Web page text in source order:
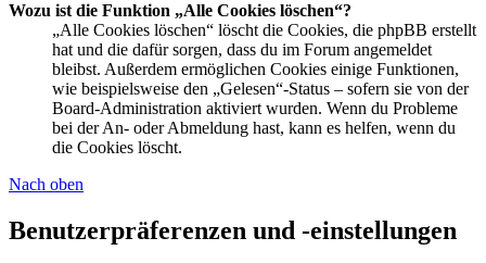
Wozu ist die Funktion „Alle Cookies löschen“?
„Alle Cookies löschen“ löscht die Cookies, die phpBB erstellt
hat und die dafür sorgen, dass du im Forum angemeldet
bleibst. Außerdem ermöglichen Cookies einige Funktionen,
wie beispielsweise den „Gelesen“-Status – sofern sie von der
Board-Administration aktiviert wurden. Wenn du Probleme
bei der An- oder Abmeldung hast, kann es helfen, wenn du
die Cookies löscht.
Nach oben
Benutzerpräferenzen und -einstellungen